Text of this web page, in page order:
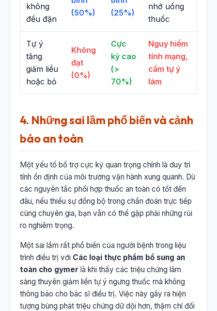
không
đều đặn
(50%)
(25%)
nhở uống
thuốc
Tự ý
tăng
giảm liều
hoặc bỏ
Không
đạt
(0%)
Cực
kỳ cao
(>
70%)
Nguy hiểm
tính mạng,
cấm tự ý
làm
4. Những sai lầm phổ biến và cảnh
báo an toàn
Một yếu tố bổ trợ cực kỳ quan trọng chính là duy trì
tính ổn định của môi trường vận hành xung quanh. Dù
các nguyên tắc phối hợp thuốc an toàn có tốt đến
đâu, nếu thiếu sự đồng bộ trong chẩn đoán trực tiếp
cùng chuyên gia, bạn vẫn có thể gặp phải những rủi
ro nghiêm trọng.
Một sai lầm rất phổ biến của người bệnh trong liệu
trình điều trị với Các loại thực phẩm bổ sung an
toàn cho gymer là khi thấy các triệu chứng lâm
sàng thuyên giảm liền tự ý ngưng thuốc mà không
thông báo cho bác sĩ điều trị. Việc này gây ra hiện
tượng bùng phát triệu chứng dữ dội hơn, thậm chí đối